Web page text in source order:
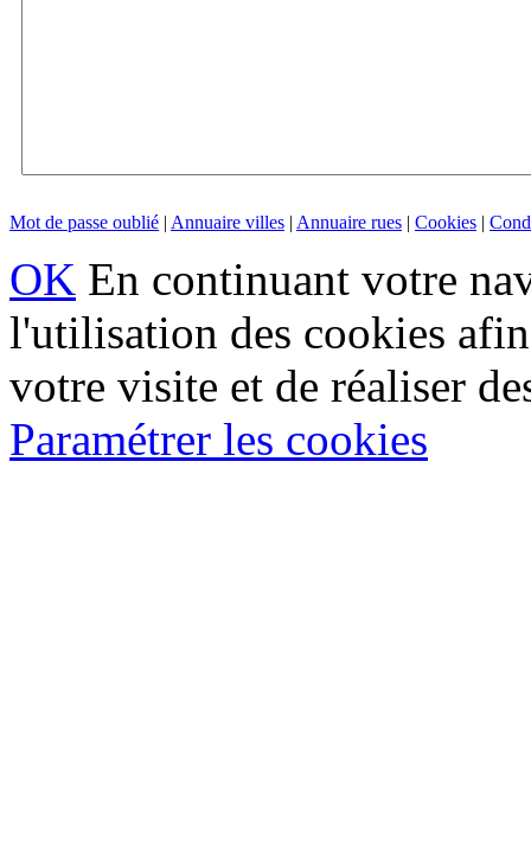
Mot de passe oublié | Annuaire villes | Annuaire rues | Cookies |
OK En continuant votre
l'utilisation des cookies
votre visite et de réaliser
Paramétrer les cookies